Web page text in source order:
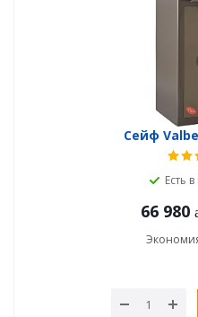
Сейф
Есть
66 980